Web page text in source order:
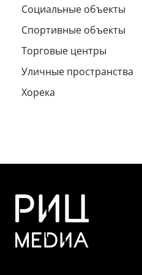
Социальные объекты
Спортивные объекты
Торговые центры
Уличные пространства
Хорека